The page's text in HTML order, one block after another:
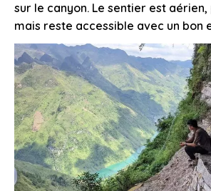
sur le canyon. Le sentier est
mais reste accessible avec un bon